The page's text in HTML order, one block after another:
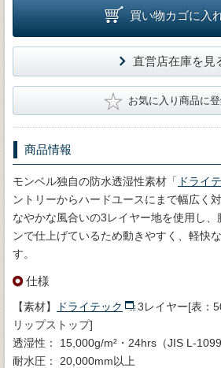
買い物カゴに入
直営店在庫を見
★ お気に入り商品に
商品情報
モンベル独自の防水透湿性素材「 ドライ
ントリーからハードユースにまで幅広く
なやかな風合いの3レイヤー地を使用し
ンで仕上げているため動きやすく、軽快
す。
仕様
【素材】 ドライテック
3レイヤー[表：
リップストップ]
透湿性： 15,000g/m²・24hrs（JIS L-
耐水圧： 20,000mm以上